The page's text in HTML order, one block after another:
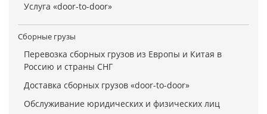
Услуга «door-to-door»
Сборные грузы
Перевозка сборных грузов из Европы и Китая в
Россию и страны СНГ
Доставка сборных грузов «door-to-door»
Обслуживание юридических и физических лиц